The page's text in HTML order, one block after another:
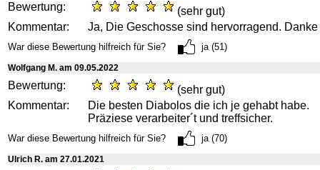
Bewertung:
(sehr gut)
Kommentar:
Ja, Die Geschosse sind hervorragend. Danke
War diese Bewertung hilfreich für Sie? ja (51)
Wolfgang M. am 09.05.2022
Bewertung:
(sehr gut)
Kommentar:
Die besten Diabolos die ich je gehabt habe.
Präziese verarbeiter´t und treffsicher.
War diese Bewertung hilfreich für Sie? ja (70)
Ulrich R. am 27.01.2021